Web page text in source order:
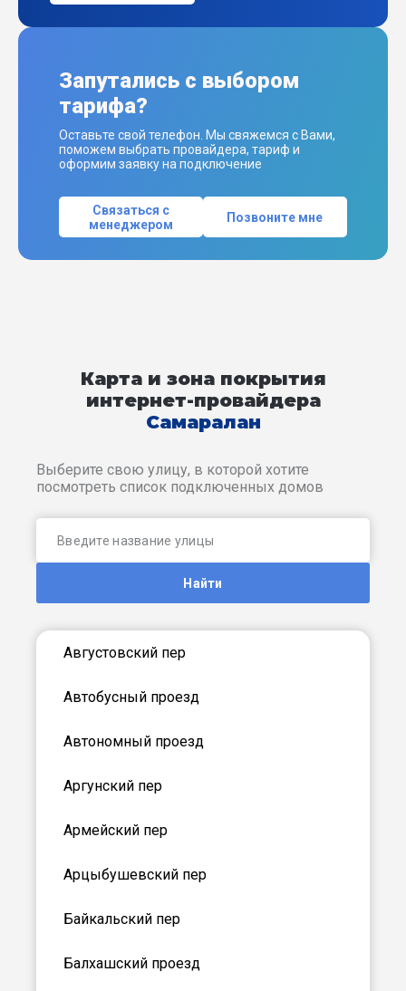
Запутались с выбором
тарифа?
Оставьте свой телефон. Мы свяжемся с Вами,
поможем выбрать провайдера, тариф и
оформим заявку на подключение
Связаться с
менеджером
Позвоните мне
Карта и зона покрытия
интернет-провайдера
Самаралан
Выберите свою улицу, в которой хотите
посмотреть список подключенных домов
Найти
Августовский пер
Автобусный проезд
Автономный проезд
Аргунский пер
Армейский пер
Арцыбушевский пер
Байкальский пер
Балхашский проезд